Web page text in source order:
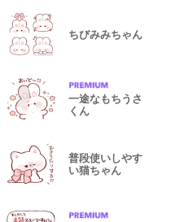
ちびみみちゃん
一途なもちうさ
くん
普段使いしやす
い猫ちゃん